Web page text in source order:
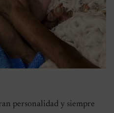
personalidad y siempre